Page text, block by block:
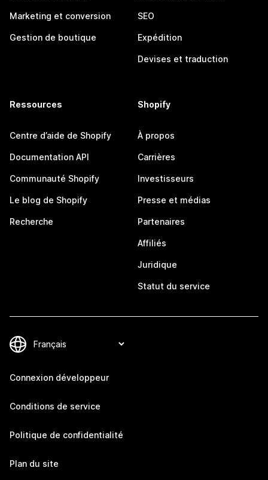
Marketing et conversion
Gestion de boutique
SEO
Expédition
Devises et traduction
Ressources
Centre d’aide de Shopify
Documentation API
Communauté Shopify
Le blog de Shopify
Recherche
Shopify
À propos
Carrières
Investisseurs
Presse et médias
Partenaires
Affiliés
Juridique
Statut du service
Connexion développeur
Conditions de service
Politique de confidentialité
Plan du site